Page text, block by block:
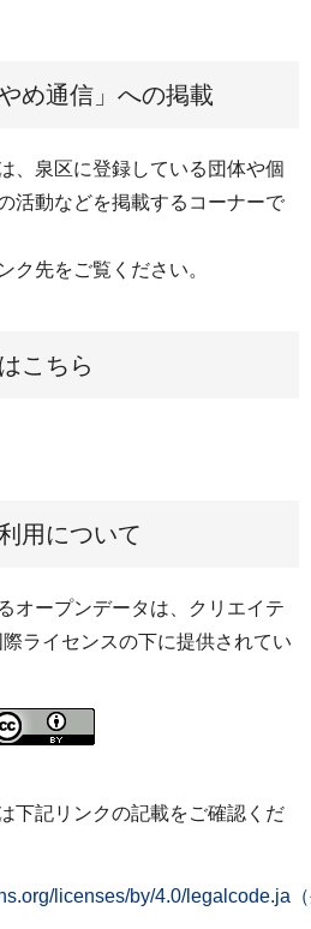
め通信」への掲載
、泉区に登録している団体や個
活動などを掲載するコーナーで
ク先をご覧ください。
こちら
用について
オープンデータは、クリエイテ
ライセンスの下に提供されてい
下記リンクの記載をご確認くだ
licenses/by/4.0/legalcode.ja